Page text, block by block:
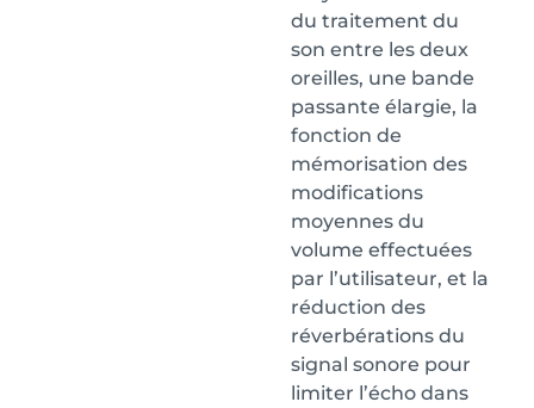
du traitement du
son entre les deux
oreilles, une bande
passante élargie, la
fonction de
mémorisation des
modifications
moyennes du
volume effectuées
par l’utilisateur, et la
réduction des
réverbérations du
signal sonore pour
limiter l’écho dans